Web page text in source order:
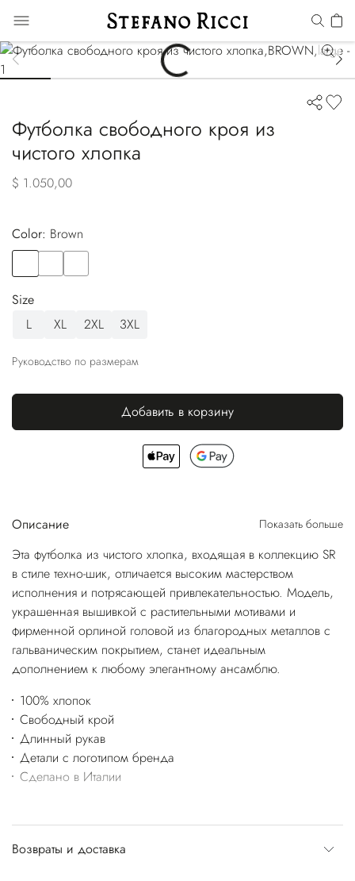
Футболка свободного кроя из
чистого хлопка
$ 1.050,00
Color:
brown
Size
L
XL 2XL 3XL
Руководство по размерам
Добавить в корзину
Описание Показать больше
Эта футболка из чистого хлопка, входящая в коллекцию SR
в стиле техно-шик, отличается высоким мастерством
исполнения и потрясающей привлекательностью. Модель,
украшенная вышивкой с растительными мотивами и
фирменной орлиной головой из благородных металлов с
гальваническим покрытием, станет идеальным
дополнением к любому элегантному ансамблю.
100% хлопок
Свободный крой
Длинный рукав
Детали с логотипом бренда
Сделано в Италии
Возвраты и доставка